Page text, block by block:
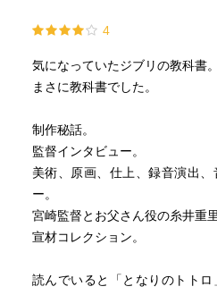
[録音演出]
斯波重治 「『ナウシカ』『ラ
ところも」
久石 譲 「日本が舞台でも あえ
宮崎 駿×糸井重里 読者とか観
ないですよ、いま
宣材コレクション
映画公開当時の新聞記事を再
中川李枝子 鈴木さん・宮崎さん
4
気になっていたジブリの教科書。
まさに教科書でした。
制作秘話。
監督インタビュー。
美術、原画、仕上、録音演出
ー。
宮崎監督とお父さん役の糸井重
宣材コレクション。
読んでいると「となりのトトロ